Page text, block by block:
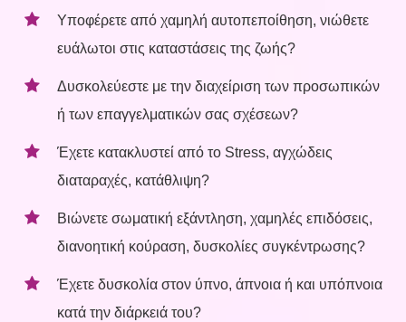
Υποφέρετε από χαμηλή αυτοπεποίθηση, νιώθετε
ευάλωτοι στις καταστάσεις της ζωής?
Δυσκολεύεστε με την διαχείριση των προσωπικών
ή των επαγγελματικών σας σχέσεων?
Έχετε κατακλυστεί από το Stress, αγχώδεις
διαταραχές, κατάθλιψη?
Βιώνετε σωματική εξάντληση, χαμηλές επιδόσεις,
διανοητική κούραση, δυσκολίες συγκέντρωσης?
Έχετε δυσκολία στον ύπνο, άπνοια ή και υπόπνοια
κατά την διάρκειά του?